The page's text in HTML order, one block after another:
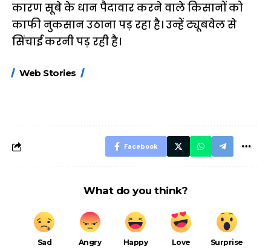
कारण सूबे के धान पैदावार करने वाले किसानों को
काफी नुकसान उठाना पड़ रहा है। उन्हें ट्यूबवेल से
सिंचाई करनी पड़ रही है।
Web Stories
FASTag के ये नए
Facebook
What do you think?
Sad Angry Happy Love Surprise